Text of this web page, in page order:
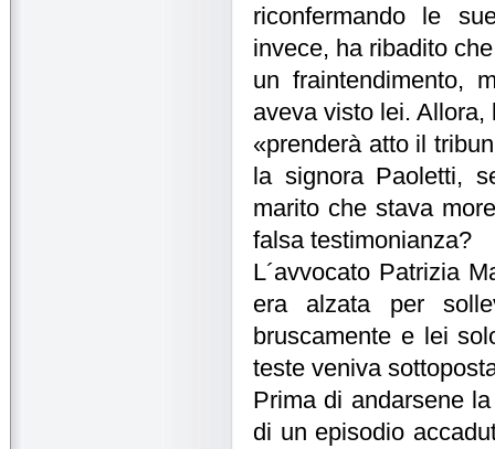
riconfermando le
invece, ha ribadito
un fraintendimento,
aveva visto lei. Allora,
«prenderà atto il
la signora Paoletti,
marito che stava
falsa testimonianza?
L´avvocato Patrizia
era alzata per
bruscamente e lei
teste veniva
Prima di andarsene
di un episodio